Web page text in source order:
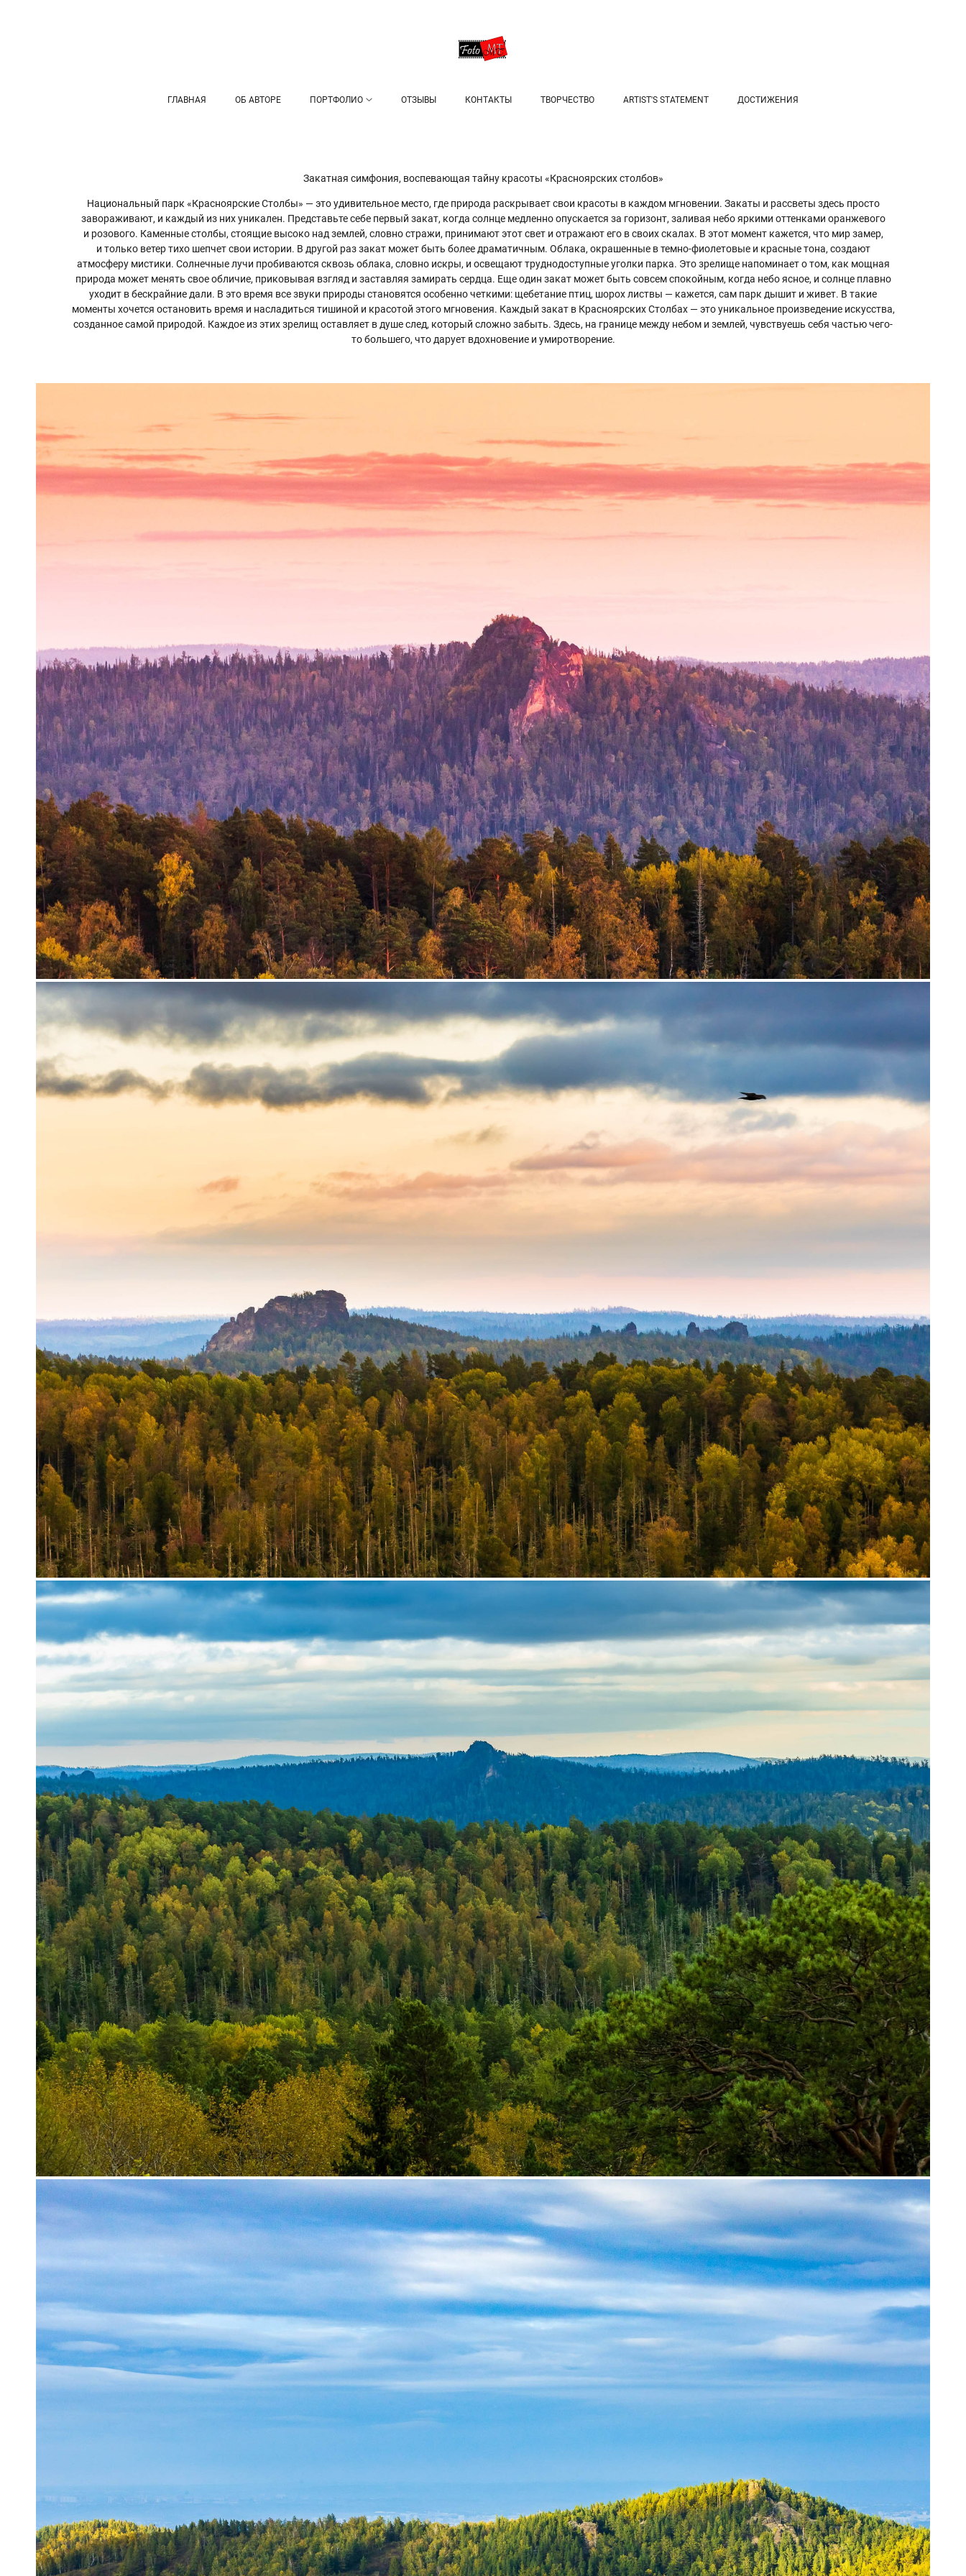
ГЛАВНАЯ ОБ АВТОРЕ ПОРТФОЛИО ОТЗЫВЫ КОНТАКТЫ ТВОРЧЕСТВО ARTIST'S STATEMENT ДОСТИЖЕНИЯ
Закатная симфония, воспевающая тайну красоты «Красноярских столбов»
Национальный парк «Красноярские Столбы» — это удивительное место, где природа раскрывает свои красоты в каждом мгновении. Закаты и рассветы здесь просто
завораживают, и каждый из них уникален. Представьте себе первый закат, когда солнце медленно опускается за горизонт, заливая небо яркими оттенками оранжевого
и розового. Каменные столбы, стоящие высоко над землей, словно стражи, принимают этот свет и отражают его в своих скалах. В этот момент кажется, что мир замер,
и только ветер тихо шепчет свои истории. В другой раз закат может быть более драматичным. Облака, окрашенные в темно-фиолетовые и красные тона, создают
атмосферу мистики. Солнечные лучи пробиваются сквозь облака, словно искры, и освещают труднодоступные уголки парка. Это зрелище напоминает о том, как мощная
природа может менять свое обличие, приковывая взгляд и заставляя замирать сердца. Еще один закат может быть совсем спокойным, когда небо ясное, и солнце плавно
уходит в бескрайние дали. В это время все звуки природы становятся особенно четкими: щебетание птиц, шорох листвы — кажется, сам парк дышит и живет. В такие
моменты хочется остановить время и насладиться тишиной и красотой этого мгновения. Каждый закат в Красноярских Столбах — это уникальное произведение искусства,
созданное самой природой. Каждое из этих зрелищ оставляет в душе след, который сложно забыть. Здесь, на границе между небом и землей, чувствуешь себя частью чего-
то большего, что дарует вдохновение и умиротворение.